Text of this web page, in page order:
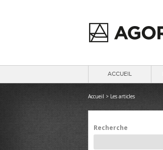
ACCUEIL
Accueil > Les articles
Recherche